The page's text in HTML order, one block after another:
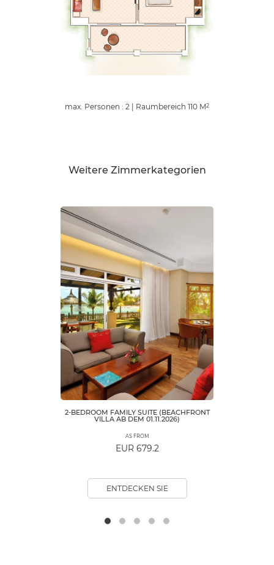
max. Personen : 2 Raumbereich 110 M2
Weitere Zimmerkategorien
2-BEDROOM FAMILY SUITE (BEACHFRONT
VILLA AB DEM 01.11.2026)
AS FROM
EUR 679.2
ENTDECKEN SIE